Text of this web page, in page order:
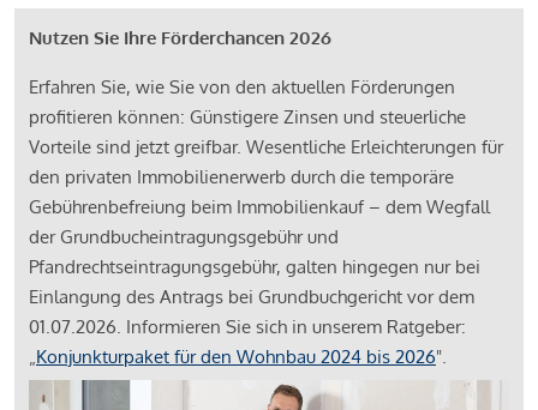
Nutzen Sie Ihre Förderchancen 2026
Erfahren Sie, wie Sie von den aktuellen Förderungen
profitieren können: Günstigere Zinsen und steuerliche
Vorteile sind jetzt greifbar. Wesentliche Erleichterungen für
den privaten Immobilienerwerb durch die temporäre
Gebührenbefreiung beim Immobilienkauf – dem Wegfall
der Grundbucheintragungsgebühr und
Pfandrechtseintragungsgebühr, galten hingegen nur bei
Einlangung des Antrags bei Grundbuchgericht vor dem
01.07.2026. Informieren Sie sich in unserem Ratgeber:
„Konjunkturpaket für den Wohnbau 2024 bis 2026".